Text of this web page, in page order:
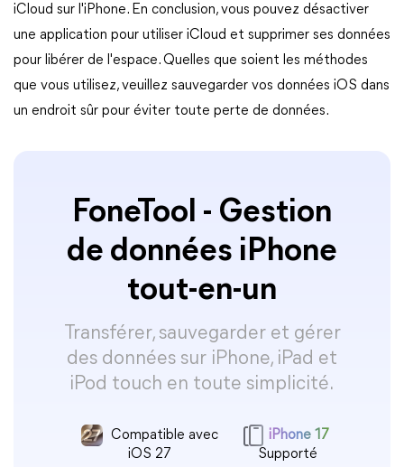
iCloud sur l'iPhone. En conclusion, vous pouvez désactiver
une application pour utiliser iCloud et supprimer ses données
pour libérer de l'espace. Quelles que soient les méthodes
que vous utilisez, veuillez sauvegarder vos données iOS dans
un endroit sûr pour éviter toute perte de données.
FoneTool - Gestion
de données iPhone
tout-en-un
Transférer, sauvegarder et gérer
des données sur iPhone, iPad et
iPod touch en toute simplicité.
Compatible avec
iOS 27
iPhone 17
Supporté